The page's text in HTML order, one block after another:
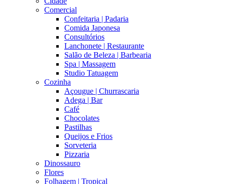
Comercial
Confeitaria | Padaria
Comida Japonesa
Consultórios
Lanchonete | Restaurante
Salão de Beleza | Barbearia
Spa | Massagem
Studio Tatuagem
Cozinha
Açougue | Churrascaria
Adega | Bar
Café
Chocolates
Pastilhas
Queijos e Frios
Sorveteria
Pizzaria
Dinossauro
Flores
Folhagem | Tropical